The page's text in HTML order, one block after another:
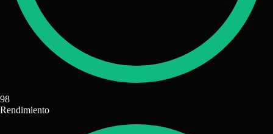
98
Rendimiento